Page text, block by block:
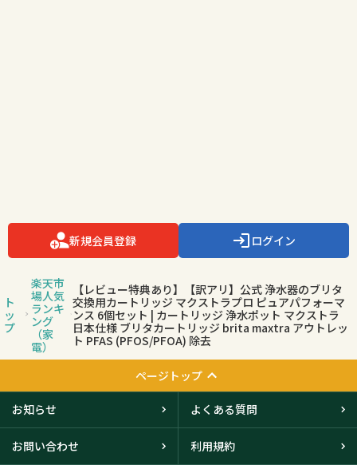
新規会員登録 ログイン
ト
ッ
プ
楽天市
場人気
ランキ
ング
（家
電）
【レビュー特典あり】【訳アリ】公式 浄水器のブリタ
交換用カートリッジ マクストラプロ ピュアパフォーマ
ンス 6個セット | カートリッジ 浄水ポット マクストラ
日本仕様 ブリタカートリッジ brita maxtra アウトレッ
ト PFAS (PFOS/PFOA) 除去
ページトップ
お知らせ よくある質問
お問い合わせ 利用規約